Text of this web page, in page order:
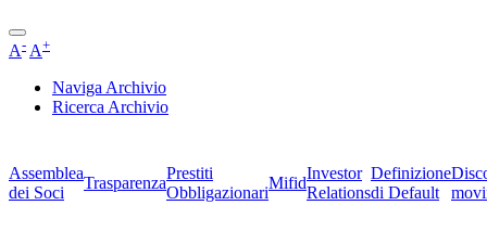
A- A+
Naviga Archivio
Ricerca Archivio
Assemblea
dei Soci
Trasparenza
Prestiti
Obbligazionari
Mifid
Investor
Relations
Definizione
di Default